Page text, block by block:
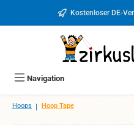
Zum Hauptinhalt springenKostenloser DE-
Navigation
Hoops | Hoop Tape